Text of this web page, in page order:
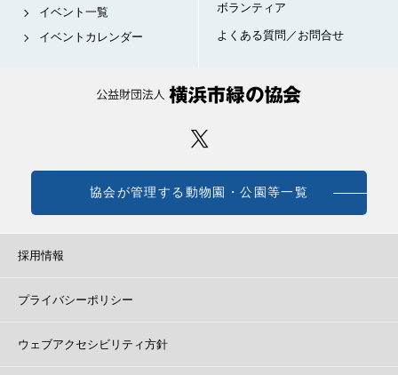
イベント一覧
イベントカレンダー
ボランティア
よくある質問／お問合せ
協会が管理する動物園・公園等一覧
採用情報
プライバシーポリシー
ウェブアクセシビリティ方針